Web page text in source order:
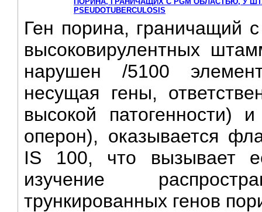
PSEUDOTUBERCULOSIS
Ген порина, граничащий
высоковирулентных
нарушен /5100
несущая гены,
высокой патогенности)
оперон), оказывается
IS 100, что вызывает
изучение
трункированных генов